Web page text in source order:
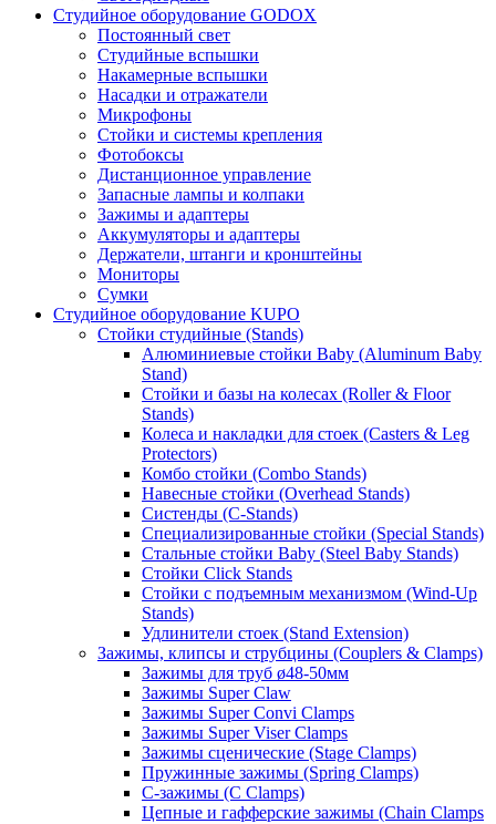
Студийное оборудование GODOX
Постоянный свет
Студийные вспышки
Накамерные вспышки
Насадки и отражатели
Микрофоны
Стойки и системы крепления
Фотобоксы
Дистанционное управление
Запасные лампы и колпаки
Зажимы и адаптеры
Аккумуляторы и адаптеры
Держатели, штанги и кронштейны
Мониторы
Сумки
Студийное оборудование KUPO
Стойки студийные (Stands)
Алюминиевые стойки Baby (Aluminum Baby
Stand)
Стойки и базы на колесах (Roller & Floor
Stands)
Колеса и накладки для стоек (Casters & Leg
Protectors)
Комбо стойки (Combo Stands)
Навесные стойки (Overhead Stands)
Систенды (C-Stands)
Специализированные стойки (Special Stands)
Стальные стойки Baby (Steel Baby Stands)
Стойки Click Stands
Стойки с подъемным механизмом (Wind-Up
Stands)
Удлинители стоек (Stand Extension)
Зажимы, клипсы и струбцины (Couplers & Clamps)
Зажимы для труб ø48-50мм
Зажимы Super Claw
Зажимы Super Convi Clamps
Зажимы Super Viser Clamps
Зажимы сценические (Stage Clamps)
Пружинные зажимы (Spring Clamps)
С-зажимы (C Clamps)
Цепные и гафферские зажимы (Chain Clamps